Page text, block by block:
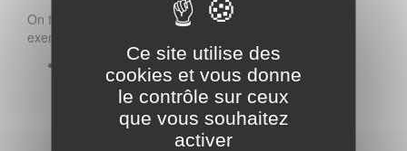
On trouve par
exemple :
stratifil bouclé :
fil de base
accordéon sur
Ce site utilise des
cookies et vous donne
le contrôle sur ceux
que vous souhaitez
activer